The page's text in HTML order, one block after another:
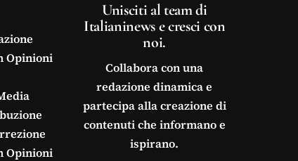
Opinioni
Opinioni
Unisciti al team di
Italianinews e cresci con
noi.
Collabora con una
redazione dinamica e
partecipa alla creazione di
contenuti che informano e
ispirano.